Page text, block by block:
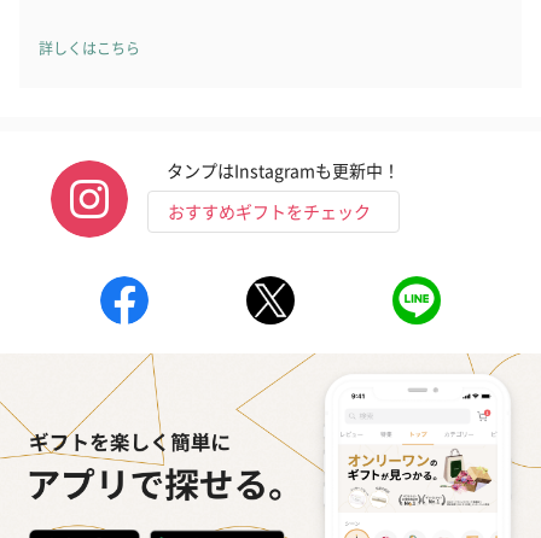
詳しくはこちら
タンプはInstagramも更新中！
おすすめギフトをチェック